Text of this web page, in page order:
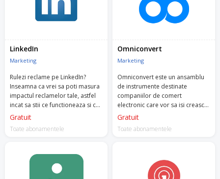
LinkedIn
Marketing
Rulezi reclame pe LinkedIn?
Inseamna ca vrei sa poti masura
impactul reclamelor tale, astfel
incat sa stii ce functioneaza si ce
poti imbunatati. Nu vrei sa iti
Gratuit
Toate abonamentele
Omniconvert
Marketing
Omniconvert este un ansamblu
de instrumente destinate
companiilor de comert
electronic care vor sa isi creasca
afacerile printr-o abordare
Gratuit
Toate abonamentele